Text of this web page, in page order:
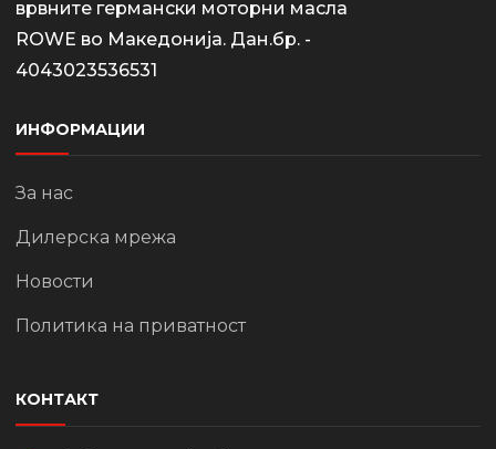
врвните германски моторни масла
ROWE во Македонија. Дан.бр. -
4043023536531
ИНФОРМАЦИИ
За нас
Дилерска мрежа
Новости
Политика на приватност
КОНТАКТ